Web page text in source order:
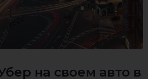
на своем авто в